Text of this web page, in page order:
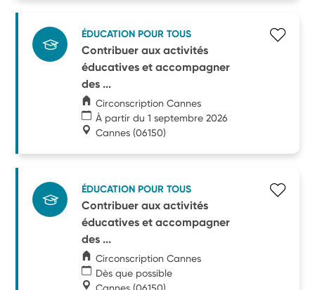
ÉDUCATION POUR TOUS
Contribuer aux activités
éducatives et accompagner
des ...
Circonscription Cannes
À partir du 1 septembre 2026
Cannes (06150)
ÉDUCATION POUR TOUS
Contribuer aux activités
éducatives et accompagner
des ...
Circonscription Cannes
Dès que possible
Cannes (06150)